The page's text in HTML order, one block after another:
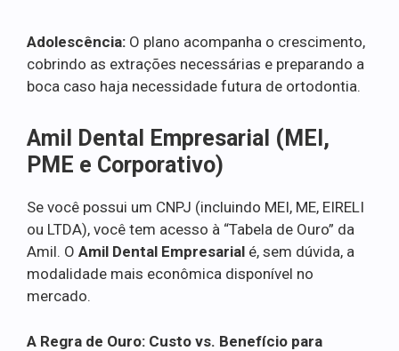
Adolescência: O plano acompanha o crescimento,
cobrindo as extrações necessárias e preparando a
boca caso haja necessidade futura de ortodontia.
Amil Dental Empresarial (MEI,
PME e Corporativo)
Se você possui um CNPJ (incluindo MEI, ME, EIRELI
ou LTDA), você tem acesso à “Tabela de Ouro” da
Amil. O Amil Dental Empresarial é, sem dúvida, a
modalidade mais econômica disponível no
mercado.
A Regra de Ouro: Custo vs. Benefício para